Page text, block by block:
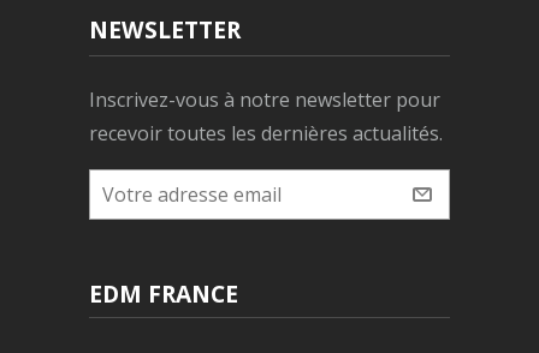
NEWSLETTER
Inscrivez-vous à notre newsletter pour
recevoir toutes les dernières actualités.
EDM FRANCE